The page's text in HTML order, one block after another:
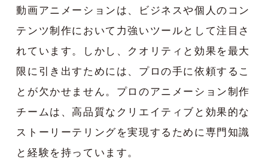
動画アニメーションは、ビジネスや個人のコン
テンツ制作において力強いツールとして注目さ
れています。しかし、クオリティと効果を最大
限に引き出すためには、プロの手に依頼するこ
とが欠かせません。プロのアニメーション制作
チームは、高品質なクリエイティブと効果的な
ストーリーテリングを実現するために専門知識
と経験を持っています。